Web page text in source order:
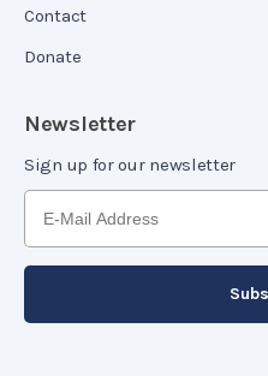
Contact
Donate
Newsletter
Sign up for our newsletter